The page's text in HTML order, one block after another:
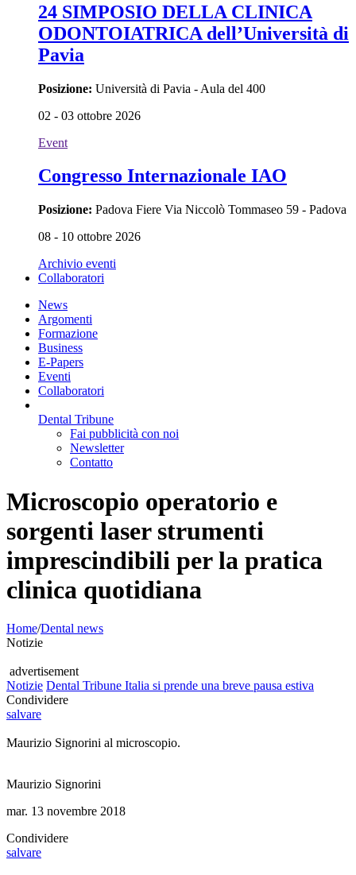
24 SIMPOSIO DELLA CLINICA
ODONTOIATRICA dell’Università di
Pavia
Posizione: Università di Pavia - Aula del 400
02 - 03 ottobre 2026
Event
Congresso Internazionale IAO
Posizione: Padova Fiere Via Niccolò Tommaseo 59 - Padova
08 - 10 ottobre 2026
Archivio eventi
Collaboratori
News
Argomenti
Formazione
Business
E-Papers
Eventi
Collaboratori
Dental Tribune
Fai pubblicità con noi
Newsletter
Contatto
Microscopio operatorio e
sorgenti laser strumenti
imprescindibili per la pratica
clinica quotidiana
Home/Dental news
Notizie
advertisement
Notizie Dental Tribune Italia si prende una breve pausa estiva
Condividere
salvare
Maurizio Signorini al microscopio.
Maurizio Signorini
mar. 13 novembre 2018
Condividere
salvare